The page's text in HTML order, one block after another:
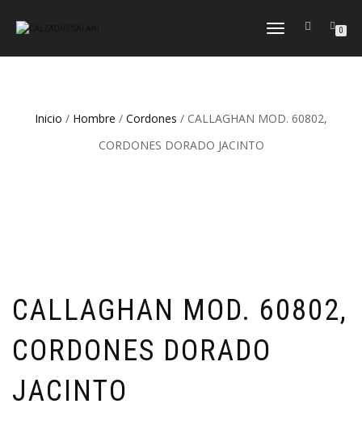
CAMBIAR
0
Inicio / Hombre / Cordones / CALLAGHAN MOD. 60802,
CORDONES DORADO JACINTO
CALLAGHAN MOD. 60802,
CORDONES DORADO
JACINTO